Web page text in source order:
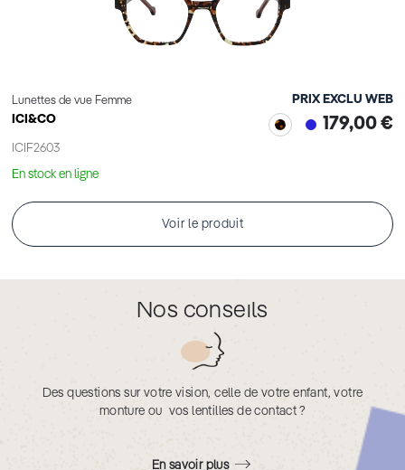
Lunettes de vue Femme
ICI&CO
ICIF2603
PRIX EXCLU WEB
179,00 €
En stock en ligne
Voir le produit
Nos conseils
Des questions sur votre vision, celle de votre enfant, votre
monture ou vos lentilles de contact ?
En savoir plus